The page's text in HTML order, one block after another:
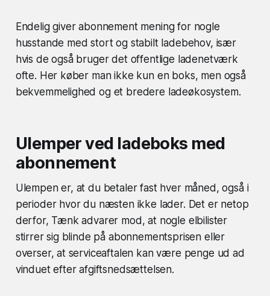
Endelig giver abonnement mening for nogle
husstande med stort og stabilt ladebehov, især
hvis de også bruger det offentlige ladenetværk
ofte. Her køber man ikke kun en boks, men også
bekvemmelighed og et bredere ladeøkosystem.
Ulemper ved ladeboks med
abonnement
Ulempen er, at du betaler fast hver måned, også i
perioder hvor du næsten ikke lader. Det er netop
derfor, Tænk advarer mod, at nogle elbilister
stirrer sig blinde på abonnementsprisen eller
overser, at serviceaftalen kan være penge ud ad
vinduet efter afgiftsnedsættelsen.